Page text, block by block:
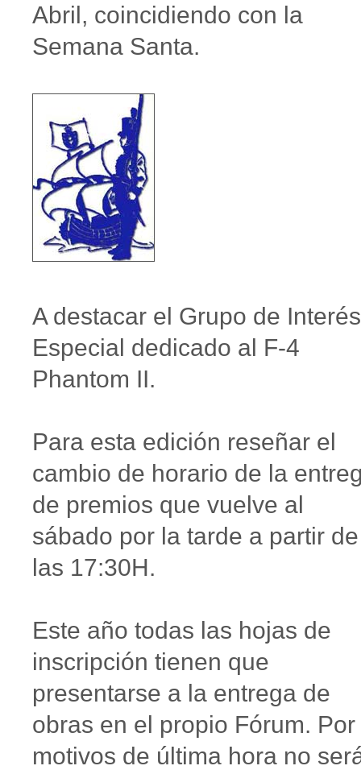
Abril, coincidiendo con la
Semana Santa.
A destacar el Grupo de Interés
Especial dedicado al F-4
Phantom II.
Para esta edición reseñar el
cambio de horario de la
de premios que vuelve al
sábado por la tarde a partir de
las 17:30H.
Este año todas las hojas de
inscripción tienen que
presentarse a la entrega de
obras en el propio Fórum. Por
motivos de última hora no